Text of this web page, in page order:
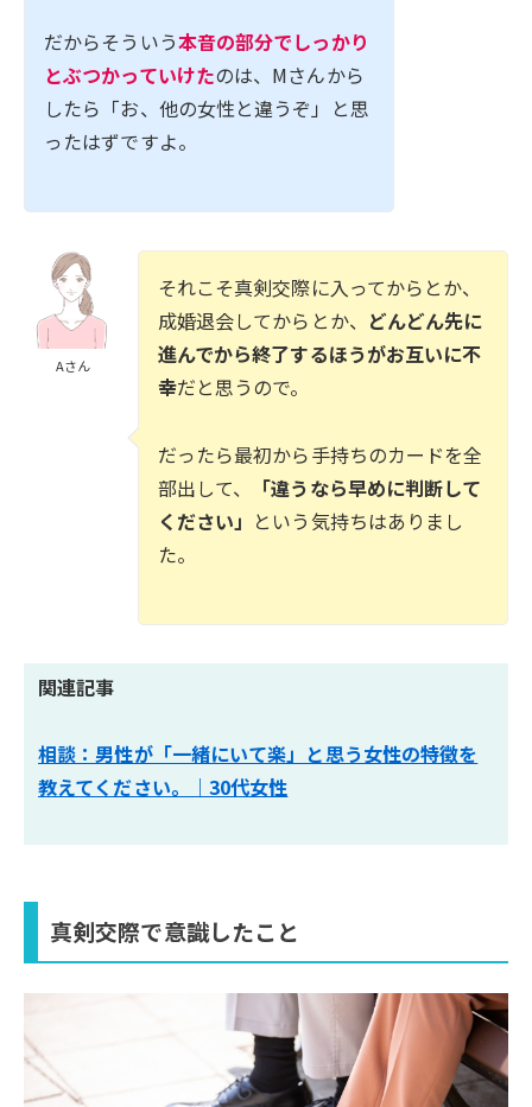
だからそういう本音の部分でしっかり
とぶつかっていけたのは、Mさんから
したら「お、他の女性と違うぞ」と思
ったはずですよ。
Aさん
それこそ真剣交際に入ってからとか、
成婚退会してからとか、 どんどん先に
進んでから終了するほうがお互いに不
幸だと思うので。
だったら最初から手持ちのカードを全
部出して、
「違うなら早めに判断して
ください」 という気持ちはありまし
た。
関連記事
相談：男性が「一緒にいて楽」と思う女性の特徴を
教えてください。｜30代女性
真剣交際で意識したこと